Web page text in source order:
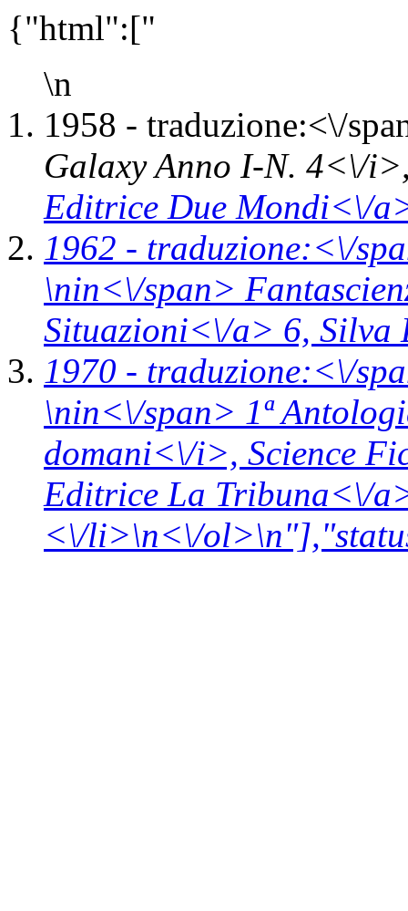
{"html":["
\n
1958 - traduzione:<\/
Galaxy Anno I-N. 4<\/
Editrice Due Mondi<\/
1962 - traduzione:<\/
\nin<\/span>
Situazioni<\/a> 6, Silva
1970 - traduzione:<\/
\nin<\/span> 1ª
domani<\/i>, Science
Editrice La Tribuna<\/
<\/li>\n<\/